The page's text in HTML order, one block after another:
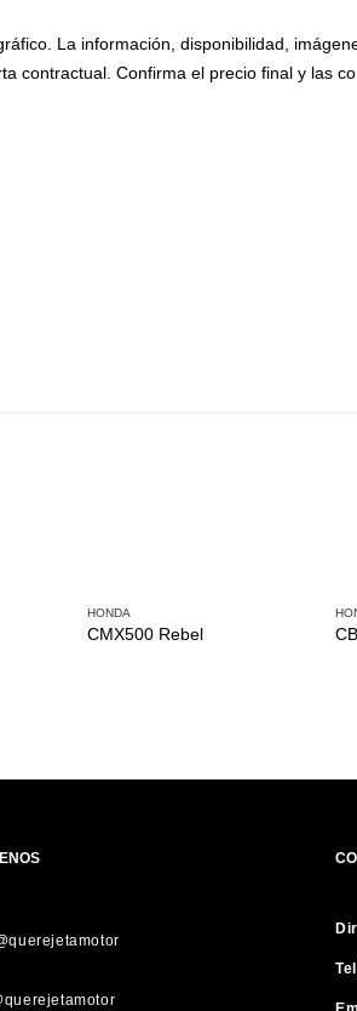
La información, disponibilidad,
contractual. Confirma el precio final y las
HONDA
CMX500 Rebel